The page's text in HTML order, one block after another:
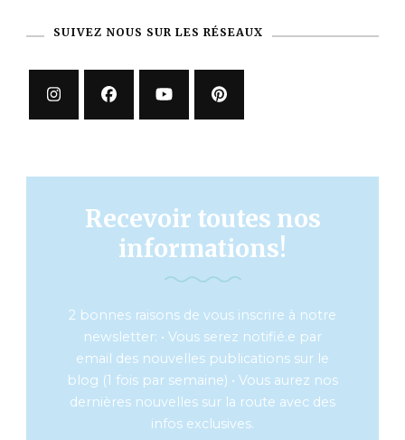
SUIVEZ NOUS SUR LES RÉSEAUX
Recevoir toutes nos
informations!
2 bonnes raisons de vous inscrire à notre
newsletter: • Vous serez notifié.e par
email des nouvelles publications sur le
blog (1 fois par semaine) • Vous aurez nos
dernières nouvelles sur la route avec des
infos exclusives.